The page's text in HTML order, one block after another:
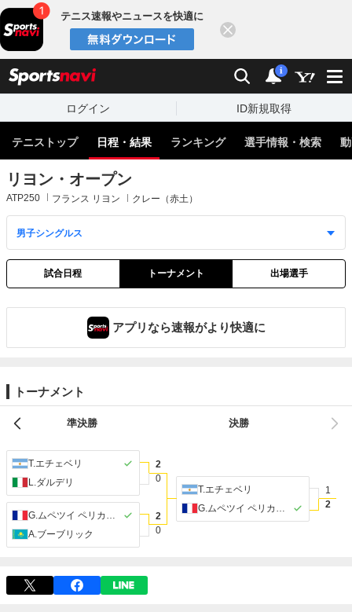
テニス速報やニュースを快適に
検索 通知
i
ログイン ID新規取得
テニストップ 日程・結果 ランキング 選手情報・検索
リヨン・オープン
ATP250 フランス リヨン クレー（赤土）
試合日程 トーナメント 出場選手
アプリなら速報がより快適に
トーナメント
準決勝 決勝
T.エチェベリ
L.ダルデリ
2
0
A.ブーブリック
2
0
T.エチェベリ
1
2